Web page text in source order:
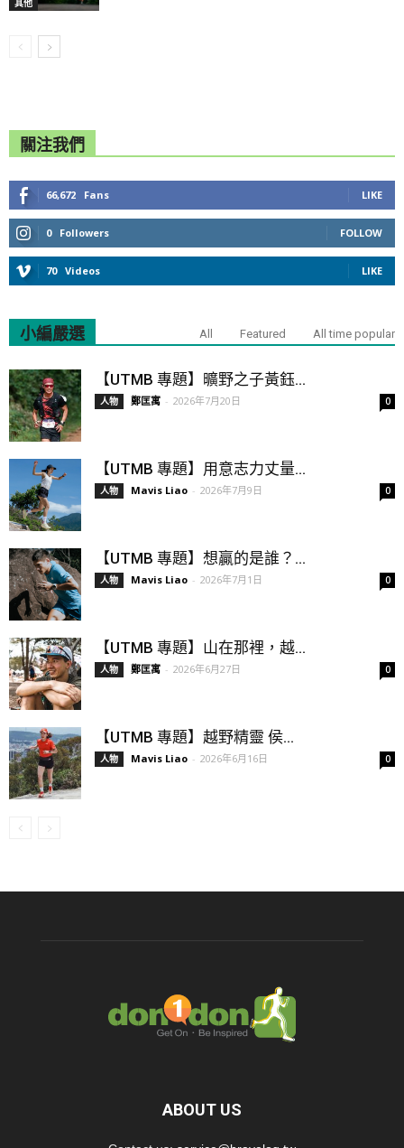
其他
關注我們
66,672 Fans LIKE
0 Followers FOLLOW
70 Videos LIKE
小編嚴選 All Featured All time popular
【UTMB 專題】曠野之子黃鈺...
人物 鄭匡寓 - 2026年7月20日 0
【UTMB 專題】用意志力丈量...
人物 Mavis Liao - 2026年7月9日 0
【UTMB 專題】想贏的是誰？...
人物 Mavis Liao - 2026年7月1日 0
【UTMB 專題】山在那裡，越...
人物 鄭匡寓 - 2026年6月27日 0
【UTMB 專題】越野精靈 侯...
人物 Mavis Liao - 2026年6月16日 0
ABOUT US